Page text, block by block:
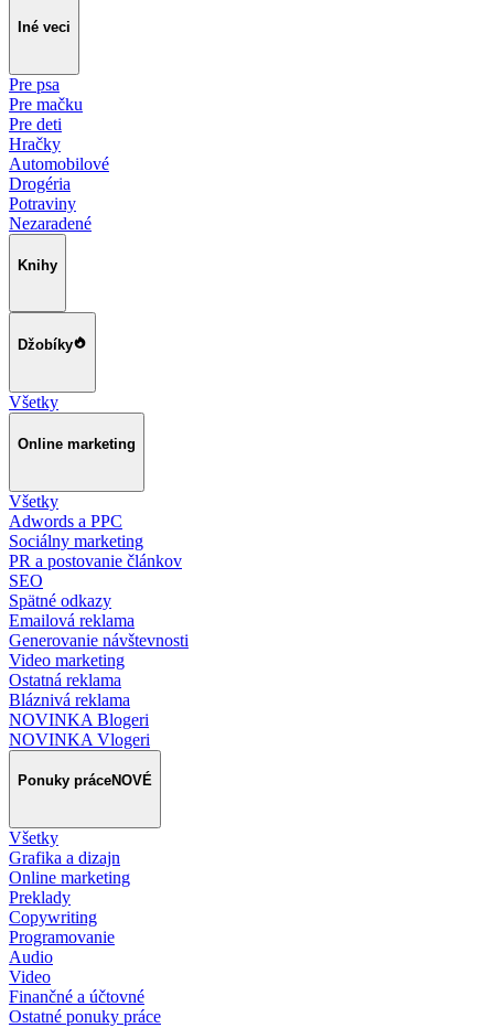
Iné veci
Pre psa
Pre mačku
Pre deti
Hračky
Automobilové
Drogéria
Potraviny
Nezaradené
Knihy
Džobíky
Všetky
Online marketing
Všetky
Adwords a PPC
Sociálny marketing
PR a postovanie článkov
SEO
Spätné odkazy
Emailová reklama
Generovanie návštevnosti
Video marketing
Ostatná reklama
Bláznivá reklama
NOVINKA Blogeri
NOVINKA Vlogeri
Ponuky práceNOVÉ
Všetky
Grafika a dizajn
Online marketing
Preklady
Copywriting
Programovanie
Audio
Video
Finančné a účtovné
Ostatné ponuky práce